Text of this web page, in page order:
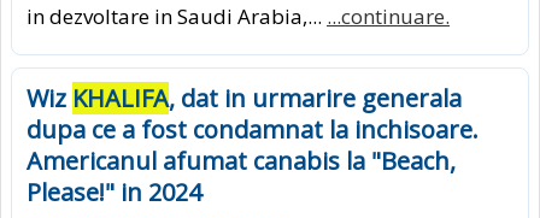
in dezvoltare in Saudi Arabia,... ...continuare.
Wiz KHALIFA, dat in urmarire generala
dupa ce a fost condamnat la inchisoare.
Americanul afumat canabis la "Beach,
Please!" in 2024